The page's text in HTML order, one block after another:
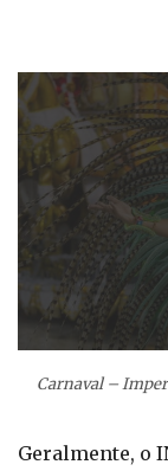
Carnaval –
Geralmente, o